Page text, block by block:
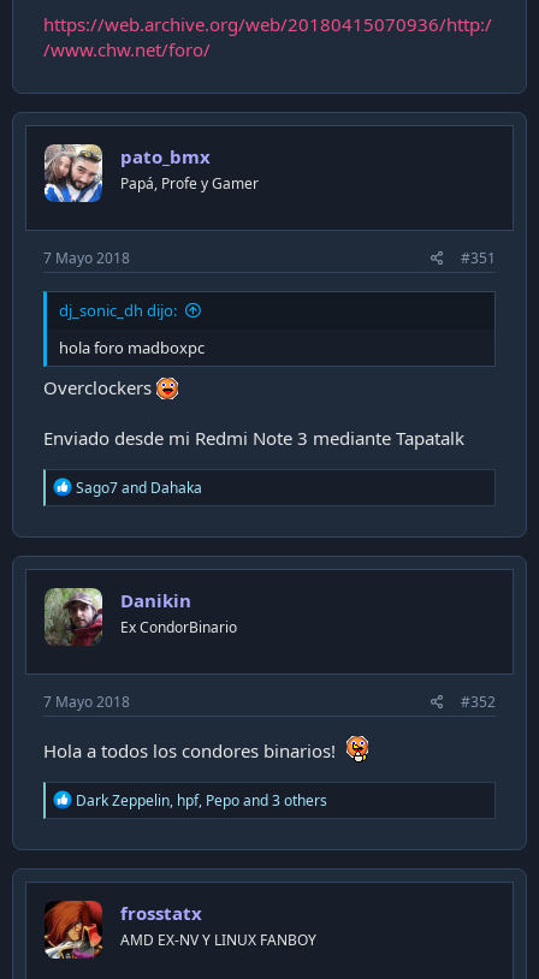
https://web.archive.org/web/20180415070936/http:/
/www.chw.net/foro/
pato_bmx
Papá, Profe y Gamer
7 Mayo 2018 #351
dj_sonic_dh dijo:
hola foro madboxpc
Overclockers
Enviado desde mi Redmi Note 3 mediante Tapatalk
R
e
c
t
o
n
s
Sago7and Dahaka
Danikin
Ex CondorBinario
7 Mayo 2018 #352
Hola a todos los condores binarios!
R
e
c
t
o
n
s
Dark Zeppelin, hpf, Pepoand 3 others
frosstatx
AMD EX-NV Y LINUX FANBOY